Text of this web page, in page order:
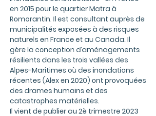
en 2015 pour le quartier Matra à
Romorantin. Il est consultant auprès de
municipalités exposées à des risques
naturels en France et au Canada. Il
gère la conception d’aménagements
résilients dans les trois vallées des
Alpes-Maritimes où des inondations
récentes (Alex en 2020) ont provoquées
des drames humains et des
catastrophes matérielles.
Il vient de publier au 2è trimestre 2023